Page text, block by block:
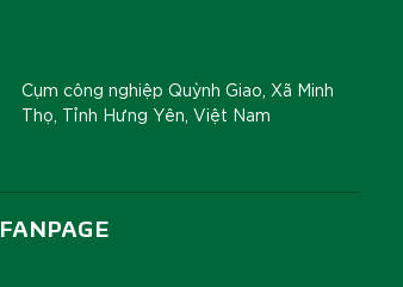
Cụm công nghiệp Quỳnh Giao, Xã Minh
Thọ, Tỉnh Hưng Yên, Việt Nam
FANPAGE